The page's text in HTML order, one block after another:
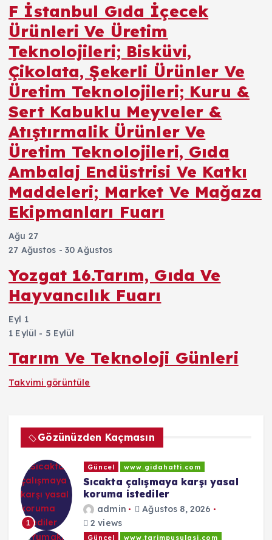
F İstanbul Gıda İçecek
Ürünleri Ve Üretim
Teknolojileri; Bisküvi,
Çikolata, Şekerli Ürünler Ve
Üretim Teknolojileri; Kuru &
Sert Kabuklu Meyveler &
Atıştırmalik Ürünler Ve
Üretim Teknolojileri, Gıda
Ambalaj Endüstrisi Ve Katkı
Maddeleri; Market Ve Mağaza
Ekipmanları Fuarı
Ağu 27
27 Ağustos - 30 Ağustos
Yozgat 16.Tarım, Gıda Ve
Hayvancılık Fuarı
Eyl 1
1 Eylül - 5 Eylül
Tarım Ve Teknoloji Günleri
Takvimi görüntüle
Gözünüzden Kaçmasın
1
Güncel www.gidahatti.com
Sıcakta çalışmaya karşı yasal
koruma istediler
admin
Ağustos 8, 2026
2 views
Güncel www.tarimpusulasi.com